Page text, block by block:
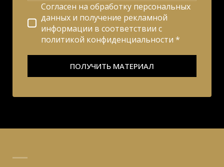
Согласен на обработку персональных
данных и получение рекламной
информации в соответствии с
политикой конфиденциальности *
ПОЛУЧИТЬ МАТЕРИАЛ